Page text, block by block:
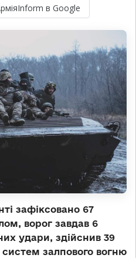
в Google
зафіксовано 67
ворог завдав 6
удари, здійснив 39
систем залпового вогню